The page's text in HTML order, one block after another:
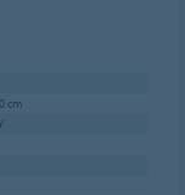
cm